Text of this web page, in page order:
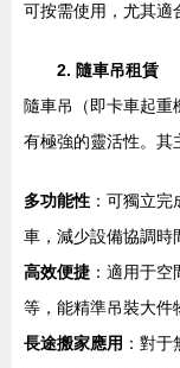
可按需使用，尤其適
2. 隨車吊租賃
隨車吊（即卡車起
有極強的靈活性。其
多功能性 ：可獨立
車，減少設備協調時
高效便捷 ：適用于
等，能精準吊裝大件
長途搬家應用 ：對